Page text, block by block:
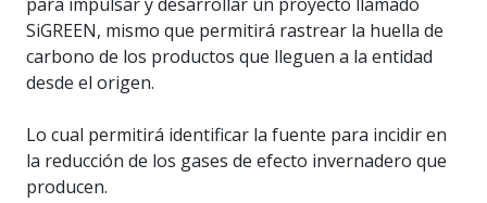
SiGREEN, mismo que permitirá rastrear la huella de
carbono de los productos que lleguen a la entidad
desde el origen.
Lo cual permitirá identificar la fuente para incidir en
la reducción de los gases de efecto invernadero que
producen.